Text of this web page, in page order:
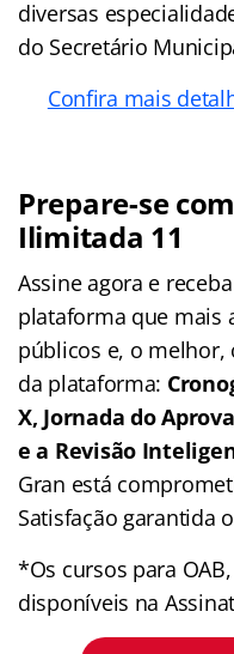
diversas
do Secretário
Confira mais
Prepare-se
Ilimitada 11
Assine agora e
plataforma que mais
públicos e, o melhor,
da plataforma:
X, Jornada do
e a Revisão
Gran está
Satisfação garantida
*Os cursos para
disponíveis na